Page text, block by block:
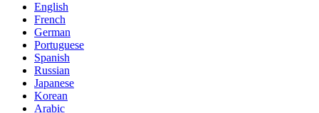
English
French
German
Portuguese
Spanish
Russian
Japanese
Korean
Arabic